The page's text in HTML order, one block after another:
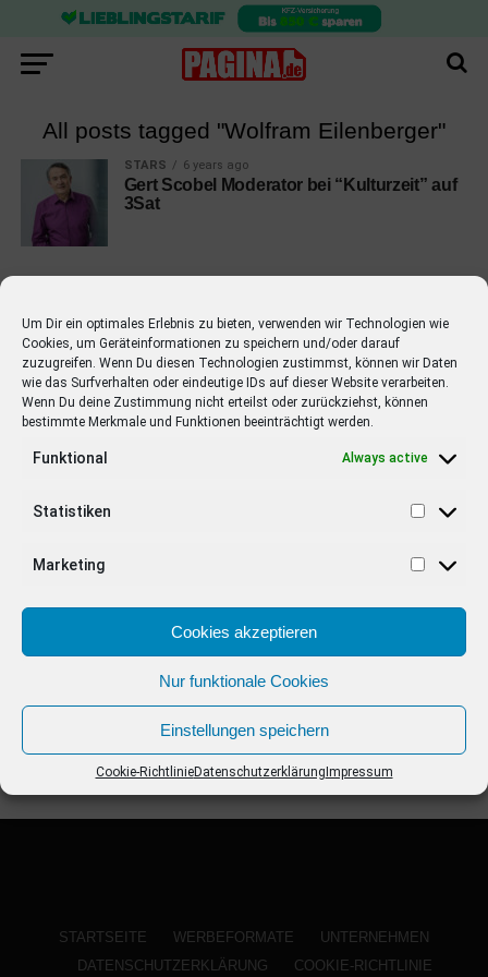
Um Dir ein optimales Erlebnis zu bieten, verwenden wir Technologien wie
Cookies, um Geräteinformationen zu speichern und/oder darauf
zuzugreifen. Wenn Du diesen Technologien zustimmst, können wir Daten
wie das Surfverhalten oder eindeutige IDs auf dieser Website verarbeiten.
Wenn Du deine Zustimmung nicht erteilst oder zurückziehst, können
bestimmte Merkmale und Funktionen beeinträchtigt werden.
Funktional Always active
Statistiken
Marketing
Cookies akzeptieren
Nur funktionale Cookies
Einstellungen speichern
Cookie-RichtlinieDatenschutzerklärung Impressum
All posts tagged "Wolfram Eilenberger"
STARS 6 years ago
Gert Scobel Moderator bei “Kulturzeit” auf
3Sat
EMPFOHLEN
STARS 4 years ago
Barbara Schöneberger Moderatorin
von “Verstehen Sie Spaß?”
STARTSEITE WERBEFORMATE
UNTERNEHMEN
DATENSCHUTZERKLÄRUNG
COOKIE-RICHTLINIE